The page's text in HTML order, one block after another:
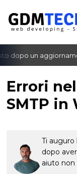
dopo un
‹
Errori
SMTP in
Ti
dopo
aiuto non